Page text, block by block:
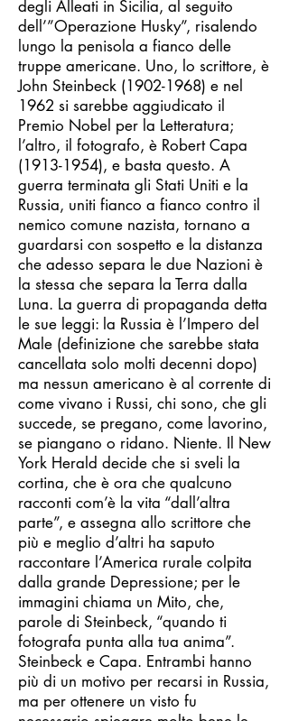
degli Alleati in Sicilia, al seguito
dell’”Operazione Husky”, risalendo
lungo la penisola a fianco delle
truppe americane. Uno, lo scrittore, è
John Steinbeck (1902-1968) e nel
1962 si sarebbe aggiudicato il
Premio Nobel per la Letteratura;
l’altro, il fotografo, è Robert Capa
(1913-1954), e basta questo. A
guerra terminata gli Stati Uniti e la
Russia, uniti fianco a fianco contro il
nemico comune nazista, tornano a
guardarsi con sospetto e la distanza
che adesso separa le due Nazioni è
la stessa che separa la Terra dalla
Luna. La guerra di propaganda detta
le sue leggi: la Russia è l’Impero del
Male (definizione che sarebbe stata
cancellata solo molti decenni dopo)
ma nessun americano è al corrente di
come vivano i Russi, chi sono, che gli
succede, se pregano, come lavorino,
se piangano o ridano. Niente. Il New
York Herald decide che si sveli la
cortina, che è ora che qualcuno
racconti com’è la vita “dall’altra
parte”, e assegna allo scrittore che
più e meglio d’altri ha saputo
raccontare l’America rurale colpita
dalla grande Depressione; per le
immagini chiama un Mito, che,
parole di Steinbeck, “quando ti
fotografa punta alla tua anima”.
Steinbeck e Capa. Entrambi hanno
più di un motivo per recarsi in Russia,
ma per ottenere un visto fu